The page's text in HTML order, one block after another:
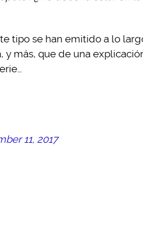
tipo se han emitido a lo
más, que de una
11, 2017